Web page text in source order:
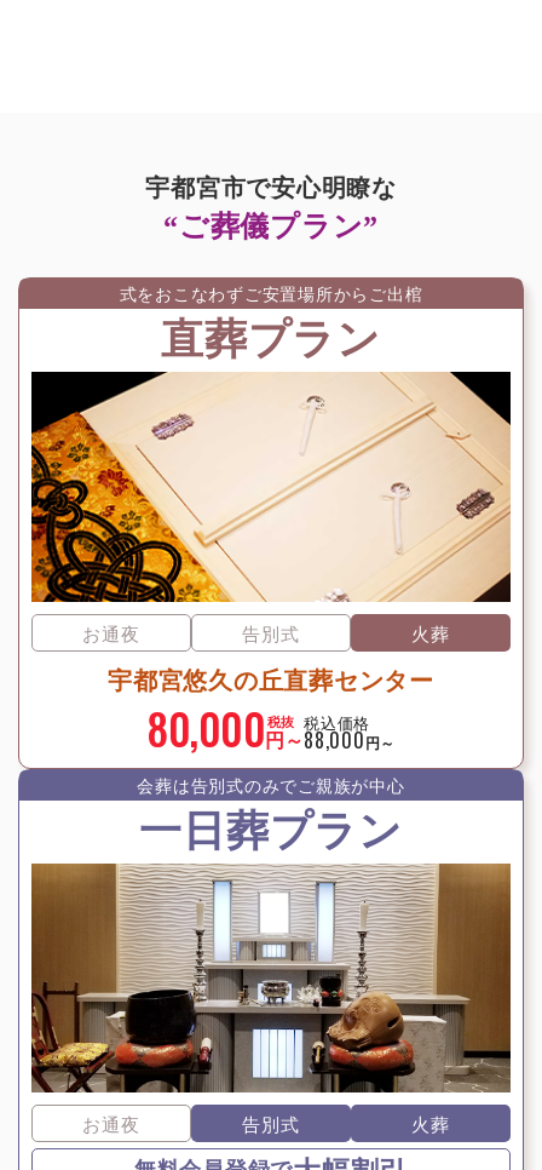
宇都宮市で安心明瞭な
“ご葬儀プラン”
式をおこなわずご安置場所からご出棺
直葬プラン
お通夜 告別式 火葬
宇都宮悠久の丘直葬センター
80,000税抜
円～
税込価格
88,000円～
会葬は告別式のみでご親族が中⼼
一日葬プラン
お通夜 告別式 火葬